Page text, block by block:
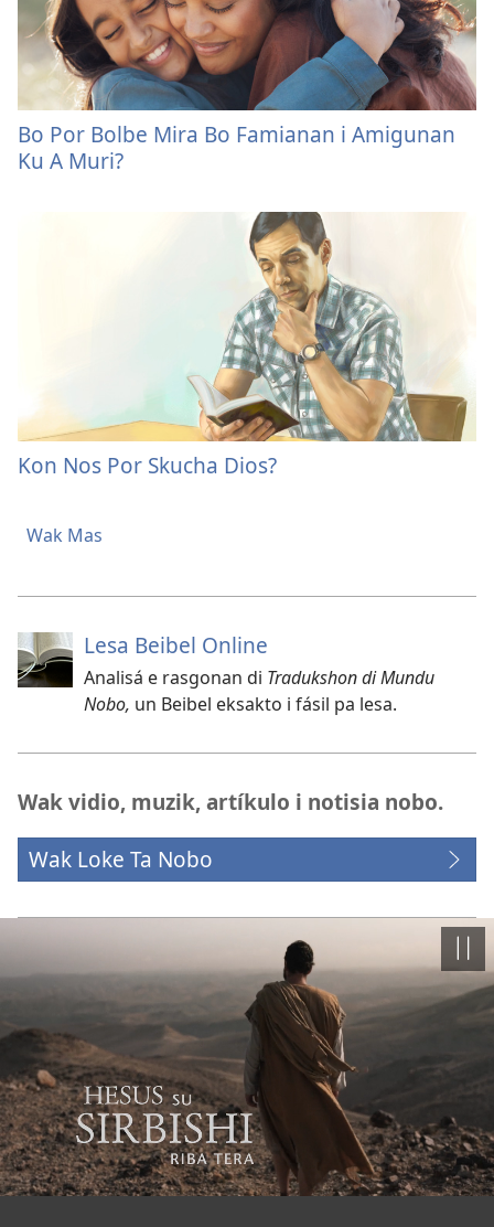
Bo Por Bolbe Mira Bo Famianan i Amigunan
Ku A Muri?
Kon Nos Por Skucha Dios?
Wak Mas
Lesa Beibel Online
Analisá e rasgonan di Tradukshon di Mundu
Nobo, un Beibel eksakto i fásil pa lesa.
Wak vidio, muzik, artíkulo i notisia nobo.
Wak Loke Ta Nobo